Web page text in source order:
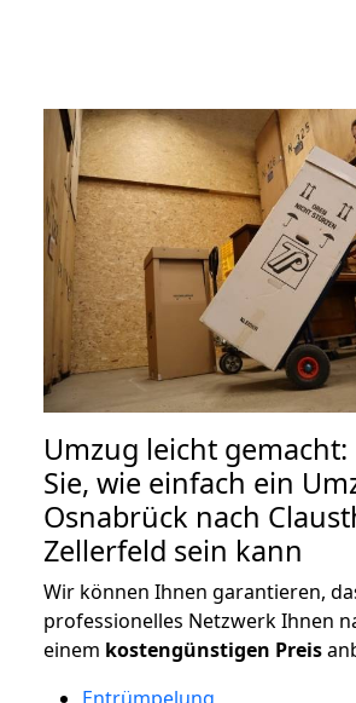
Umzug leicht
Sie, wie einfach ein
Osnabrück nach
Zellerfeld sein kann
Wir können Ihnen garantieren,
professionelles Netzwerk Ihnen
einem kostengünstigen Preis
Entrümpelung